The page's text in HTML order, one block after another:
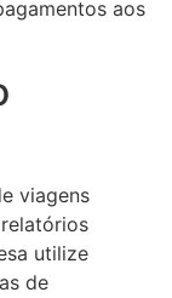
aos
viagens
utilize
de